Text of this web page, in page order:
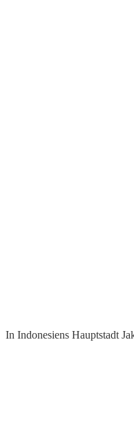
In Indonesiens Hauptstadt